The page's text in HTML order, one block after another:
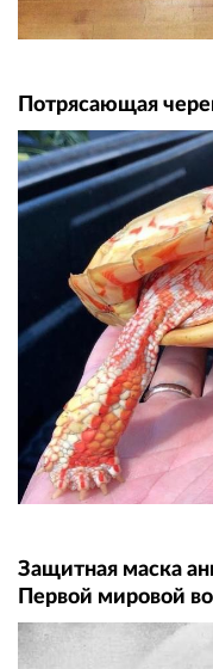
Потрясающая
Защитная маска
Первой мировой